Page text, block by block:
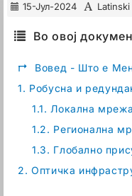
15-Јул-2024
Во овој
↱
Вовед - Што е
1. Робусна и
1.1. Локална мрежа
1.2. Регионална
1.3. Глобално
2. Оптичкa